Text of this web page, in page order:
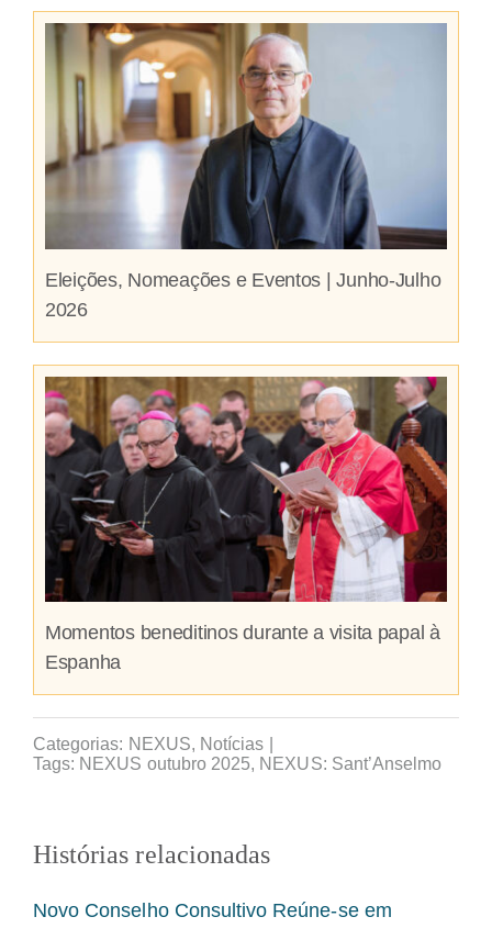
Eleições, Nomeações e Eventos | Junho-Julho
2026
Momentos beneditinos durante a visita papal à
Espanha
Categorias: NEXUS, Notícias
Tags: NEXUS outubro 2025, NEXUS: Sant’Anselmo
Histórias relacionadas
Novo Conselho Consultivo Reúne-se em